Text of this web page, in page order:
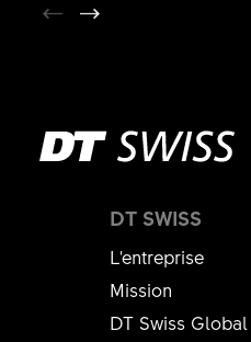
DT SWISS
L'entreprise
Mission
DT Swiss Global